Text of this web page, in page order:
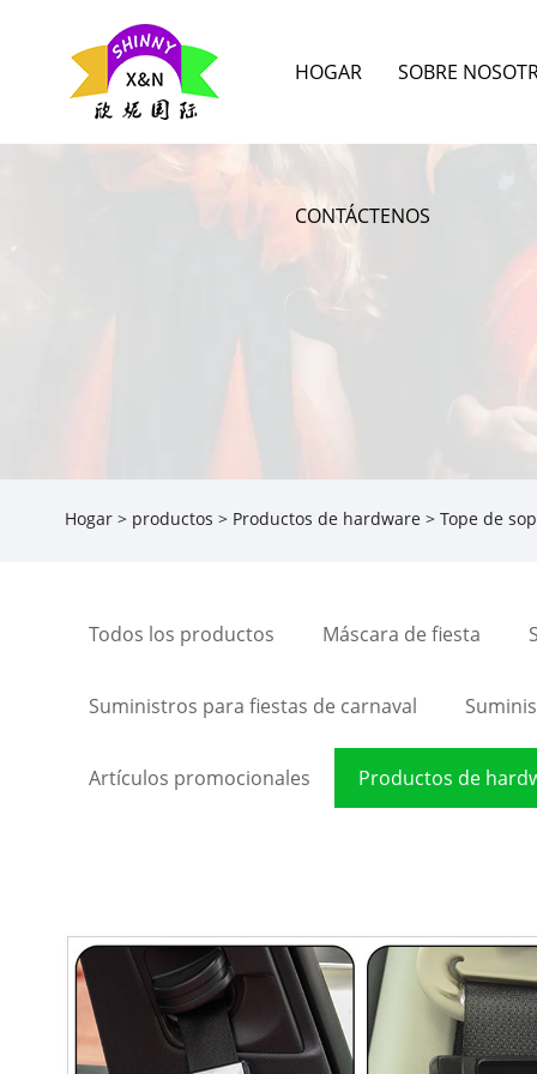
HOGAR SOBRE
CONTÁCTENOS
Hogar > productos > Productos de hardware> Tope de
Todos los productos Máscara de fiesta
Suministros para fiestas de carnaval
Artículos promocionales Productos de